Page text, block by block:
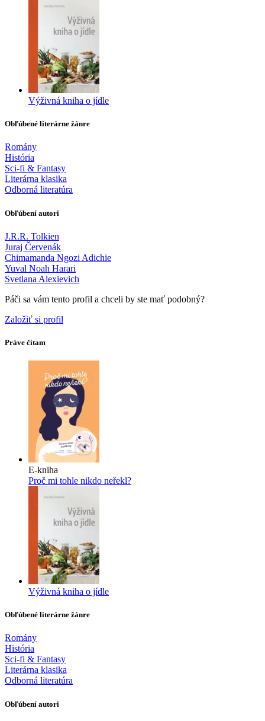
Výživná kniha o jídle
Obľúbené literárne žánre
Romány
História
Sci-fi & Fantasy
Literárna klasika
Odborná literatúra
Obľúbení autori
J.R.R. Tolkien
Juraj Červenák
Chimamanda Ngozi Adichie
Yuval Noah Harari
Svetlana Alexievich
Páči sa vám tento profil a chceli by ste mať podobný?
Založiť si profil
Práve čítam
E-kniha
Proč mi tohle nikdo neřekl?
Výživná kniha o jídle
Obľúbené literárne žánre
Romány
História
Sci-fi & Fantasy
Literárna klasika
Odborná literatúra
Obľúbení autori